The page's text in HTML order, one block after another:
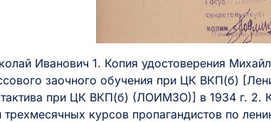
Иванович​ 1. Копия удостоверения
заочного обучения при ЦК ВКП(б)
при ЦК ВКП(б) (ЛОИМЗО)] в 1934 г. 2.
трехмесячных курсов пропагандистов по